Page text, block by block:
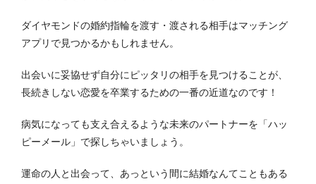
ダイヤモンドの婚約指輪を渡す・渡される相手はマッチング
アプリで見つかるかもしれません。
出会いに妥協せず自分にピッタリの相手を見つけることが、
長続きしない恋愛を卒業するための一番の近道なのです！
病気になっても支え合えるような未来のパートナーを「ハッ
ピーメール」で探しちゃいましょう。
運命の人と出会って、あっという間に結婚なんてこともある